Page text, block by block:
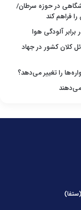
در حوزه سرطان/
فراهم کند
آلودگی هوا
کلان کشور در جهاد
را تغییر می‌دهد؟